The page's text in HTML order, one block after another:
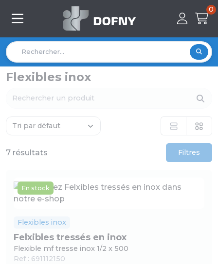
0
Flexibles inox
7 résultats Filtres
En stock
Flexibles inox
Felxibles tressés en inox
Flexible mf tresse inox 1/2 x 500
Ref : 691112150